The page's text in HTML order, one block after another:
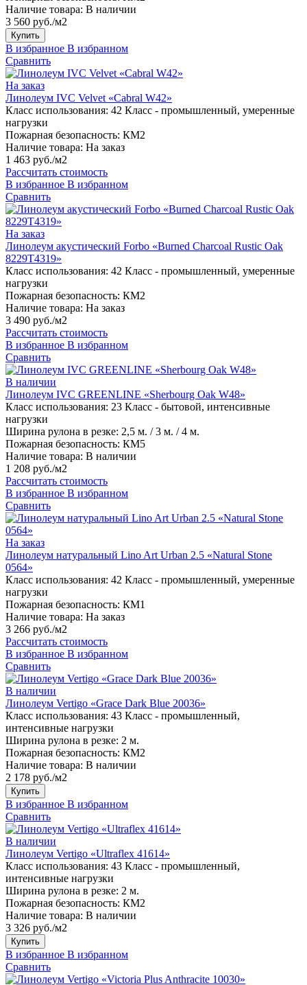
Наличие товара: В наличии
3 560 руб./м2
Купить
В избранное В избранном
Сравнить
На заказ
Линолеум IVC Velvet «Cabral W42»
Класс использования: 42 Класс - промышленный, умеренные
нагрузки
Пожарная безопасность: КМ2
Наличие товара: На заказ
1 463 руб./м2
Рассчитать стоимость
В избранное В избранном
Сравнить
На заказ
Линолеум акустический Forbo «Burned Charcoal Rustic Oak
8229T4319»
Класс использования: 42 Класс - промышленный, умеренные
нагрузки
Пожарная безопасность: КМ2
Наличие товара: На заказ
3 490 руб./м2
Рассчитать стоимость
В избранное В избранном
Сравнить
В наличии
Линолеум IVC GREENLINE «Sherbourg Oak W48»
Класс использования: 23 Класс - бытовой, интенсивные
нагрузки
Ширина рулона в резке: 2,5 м. / 3 м. / 4 м.
Пожарная безопасность: КМ5
Наличие товара: В наличии
1 208 руб./м2
Рассчитать стоимость
В избранное В избранном
Сравнить
На заказ
Линолеум натуральный Lino Art Urban 2.5 «Natural Stone
0564»
Класс использования: 42 Класс - промышленный, умеренные
нагрузки
Пожарная безопасность: КМ1
Наличие товара: На заказ
3 266 руб./м2
Рассчитать стоимость
В избранное В избранном
Сравнить
В наличии
Линолеум Vertigo «Grace Dark Blue 20036»
Класс использования: 43 Класс - промышленный,
интенсивные нагрузки
Ширина рулона в резке: 2 м.
Пожарная безопасность: КМ2
Наличие товара: В наличии
2 178 руб./м2
Купить
В избранное В избранном
Сравнить
В наличии
Линолеум Vertigo «Ultraflex 41614»
Класс использования: 43 Класс - промышленный,
интенсивные нагрузки
Ширина рулона в резке: 2 м.
Пожарная безопасность: КМ2
Наличие товара: В наличии
3 326 руб./м2
Купить
В избранное В избранном
Сравнить